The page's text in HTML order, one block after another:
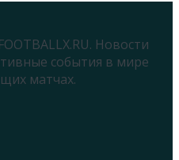
Новости
события в мире
матчах.